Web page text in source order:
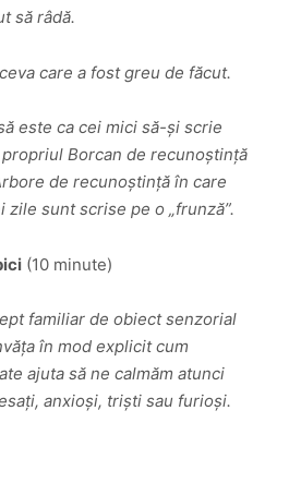
să râdă.
care a fost greu de făcut.
este ca cei mici să-și scrie
Borcan de recunoștință
de recunoștință în care
sunt scrise pe o „frunză”.
(10 minute)
familiar de obiect senzorial
în mod explicit cum
ajuta să ne calmăm atunci
anxioși, triști sau furioși.